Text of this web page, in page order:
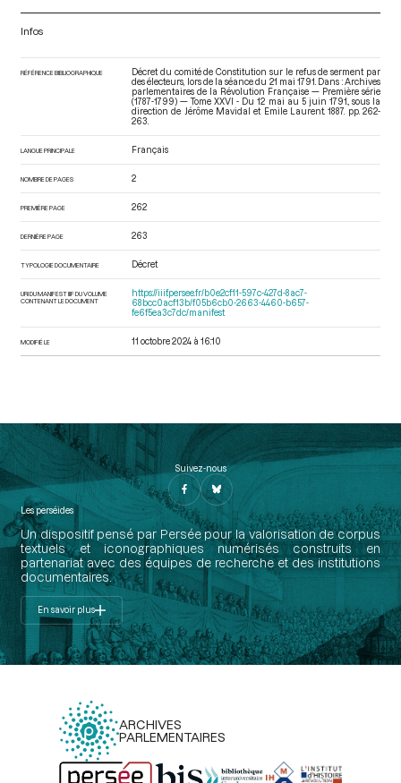
Infos
RÉFÉRENCE BIBLIOGRAPHIQUE
Décret du comité de Constitution sur le refus de serment par
des électeurs, lors de la séance du 21 mai 1791. Dans : Archives
parlementaires de la Révolution Française — Première série
(1787-1799) — Tome XXVI - Du 12 mai au 5 juin 1791.
, sous la
direction de Jérôme Mavidal et Emile Laurent. 1887. pp. 262-
263.
LANGUE PRINCIPALE Français
NOMBRE DE PAGES 2
PREMIÈRE PAGE 262
DERNIÈRE PAGE 263
TYPOLOGIE DOCUMENTAIRE Décret
URI DU MANIFEST IIIF DU VOLUME
CONTENANT LE DOCUMENT
https://iiif.persee.fr/b0e2cf11-597c-427d-8ac7-
68bcc0acf13b/f05b6cb0-2663-4460-b657-
fe6f5ea3c7dc/manifest
MODIFIÉ LE 11 octobre 2024 à 16:10
Suivez-nous
Les perséides
Un dispositif pensé par Persée pour la valorisation de corpus
textuels et iconographiques numérisés construits en
partenariat avec des équipes de recherche et des institutions
documentaires.
En savoir plus
ARCHIVES
PARLEMENTAIRES